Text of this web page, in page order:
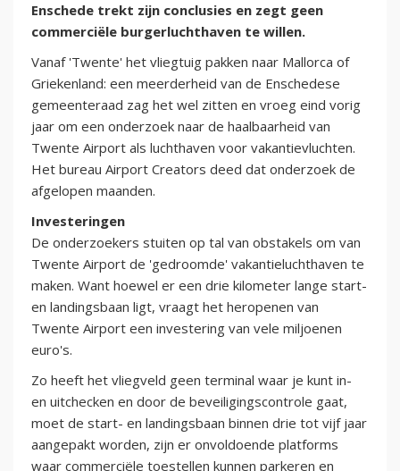
Enschede trekt zijn conclusies en zegt geen
commerciële burgerluchthaven te willen.
Vanaf 'Twente' het vliegtuig pakken naar Mallorca of
Griekenland: een meerderheid van de Enschedese
gemeenteraad zag het wel zitten en vroeg eind vorig
jaar om een onderzoek naar de haalbaarheid van
Twente Airport als luchthaven voor vakantievluchten.
Het bureau Airport Creators deed dat onderzoek de
afgelopen maanden.
Investeringen
De onderzoekers stuiten op tal van obstakels om van
Twente Airport de 'gedroomde' vakantieluchthaven te
maken. Want hoewel er een drie kilometer lange start-
en landingsbaan ligt, vraagt het heropenen van
Twente Airport een investering van vele miljoenen
euro's.
Zo heeft het vliegveld geen terminal waar je kunt in-
en uitchecken en door de beveiligingscontrole gaat,
moet de start- en landingsbaan binnen drie tot vijf jaar
aangepakt worden, zijn er onvoldoende platforms
waar commerciële toestellen kunnen parkeren en